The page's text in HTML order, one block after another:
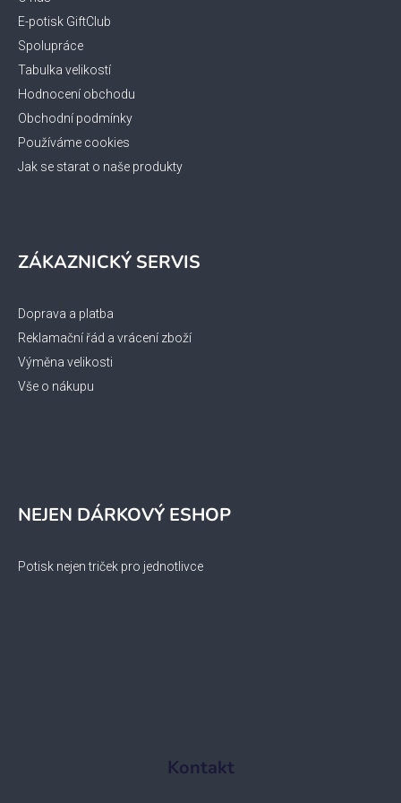
E-potisk GiftClub
Spolupráce
Tabulka velikostí
Hodnocení obchodu
Obchodní podmínky
Používáme cookies
Jak se starat o naše produkty
ZÁKAZNICKÝ SERVIS
Doprava a platba
Reklamační řád a vrácení zboží
Výměna velikosti
Vše o nákupu
NEJEN DÁRKOVÝ ESHOP
Potisk nejen triček pro jednotlivce
Kontakt